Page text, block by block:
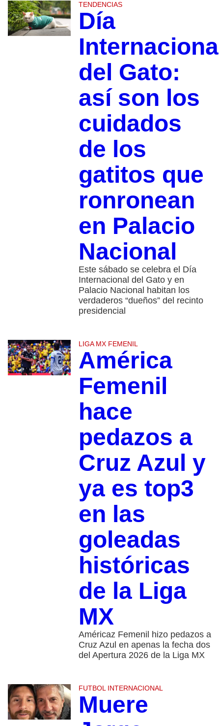
TENDENCIAS
Día
del Gato:
así son los
cuidados
de los
gatitos que
ronronean
en Palacio
Nacional
Este sábado se celebra el Día
Internacional del Gato y en
Palacio Nacional habitan los
verdaderos “dueños” del recinto
presidencial
LIGA MX FEMENIL
América
Femenil
hace
pedazos a
Cruz Azul y
ya es top3
en las
goleadas
históricas
de la Liga
MX
Américaz Femenil hizo pedazos a
Cruz Azul en apenas la fecha dos
del Apertura 2026 de la Liga MX
FUTBOL INTERNACIONAL
Muere